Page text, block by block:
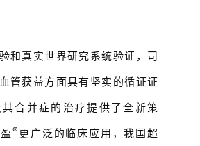
和真实世界研究系统验证，司
管获益方面具有坚实的循证证
合并症的治疗提供了全新策
® 更广泛的临床应用，我国超